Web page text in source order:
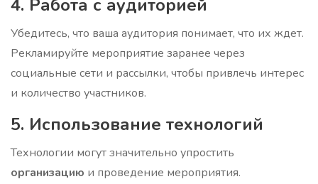
4. Работа с аудиторией
Убедитесь, что ваша аудитория понимает, что их ждет.
Рекламируйте мероприятие заранее через
социальные сети и рассылки, чтобы привлечь интерес
и количество участников.
5. Использование технологий
Технологии могут значительно упростить
организацию и проведение мероприятия.